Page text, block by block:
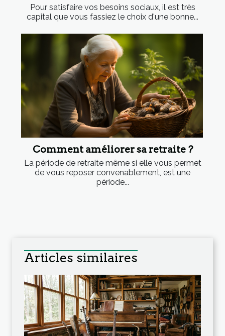
Pour satisfaire vos besoins sociaux, il est très
capital que vous fassiez le choix d'une bonne...
Comment améliorer sa retraite ?
La période de retraite même si elle vous permet
de vous reposer convenablement, est une
période...
Articles similaires